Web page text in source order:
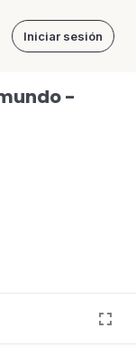
Iniciar sesión
-